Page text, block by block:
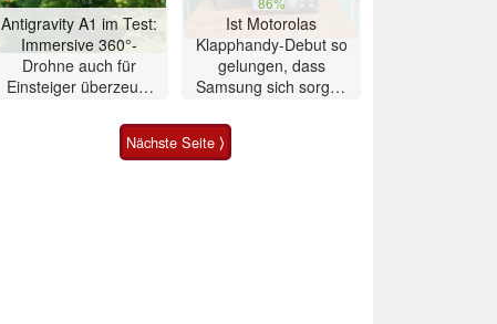
Antigravity A1 im Test:
Immersive 360°-
Drohne auch für
Einsteiger überzeugt
Ist Motorolas
Klapphandy-Debut so
gelungen, dass
Samsung sich sorgen
Smartphone im Test
Nächste Seite ⟩